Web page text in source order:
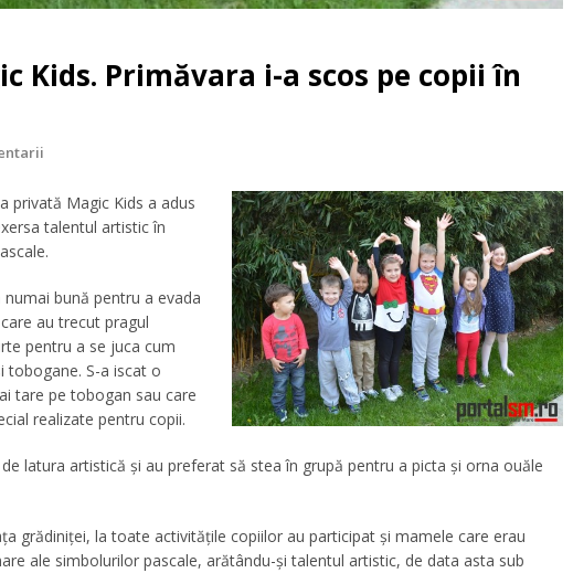
Kids. Primăvara i-a scos pe copii în
privată Magic Kids a adus
talentul artistic în
bună pentru a evada
au trecut pragul
pentru a se juca cum
tobogane. S-a iscat o
tare pe tobogan sau care
realizate pentru copii.
latura artistică și au preferat să stea în grupă pentru a picta și orna ouăle
grădiniței, la toate activitățile copiilor au participat și mamele care erau
ale simbolurilor pascale, arătându-și talentul artistic, de data asta sub